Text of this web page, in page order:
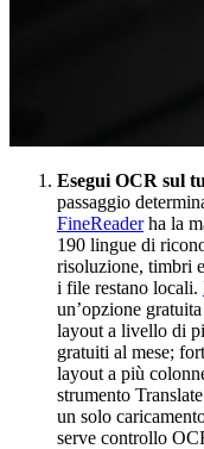
Esegui OCR sul
passaggio
FineReaderha la
190 lingue di
risoluzione, timbri
i file restano locali.
un’opzione
layout a livello di
gratuiti al mese;
layout a più
strumento
un solo
serve controllo